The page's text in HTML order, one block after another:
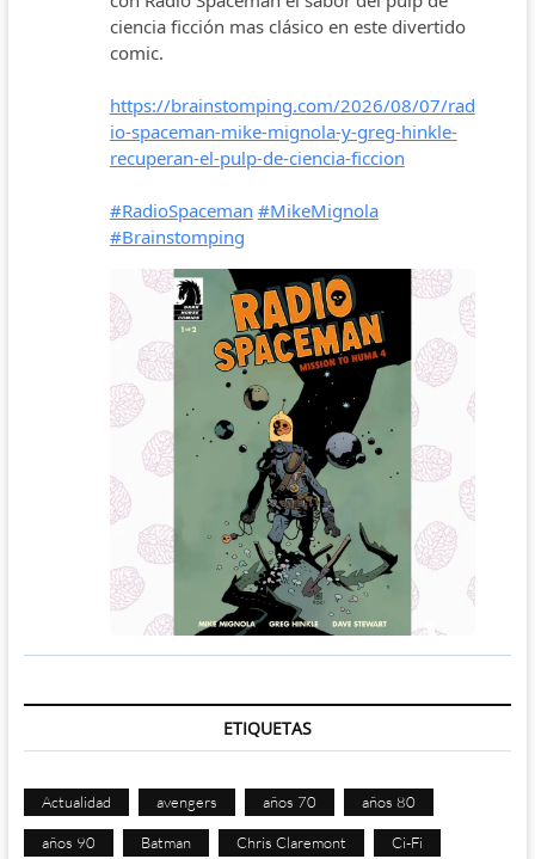
ETIQUETAS
Actualidad avengers años 70 años 80
años 90 Batman Chris Claremont Ci-Fi